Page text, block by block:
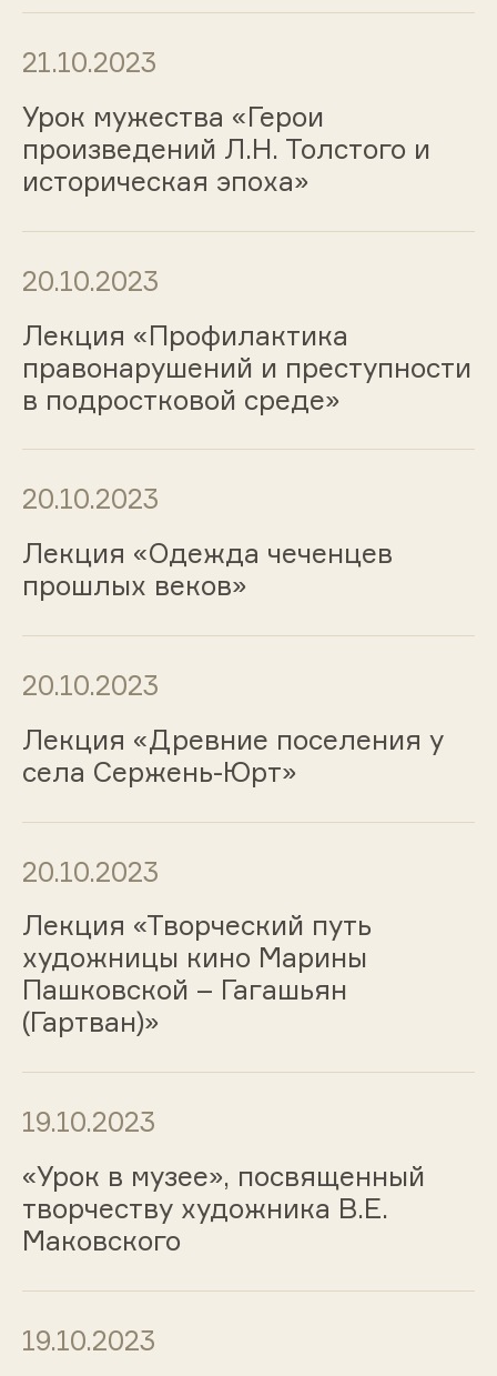
21.10.2023
Урок мужества «Герои
произведений Л.Н. Толстого и
историческая эпоха»
20.10.2023
Лекция «Профилактика
правонарушений и преступности
в подростковой среде»
20.10.2023
Лекция «Одежда чеченцев
прошлых веков»
20.10.2023
Лекция «Древние поселения у
села Сержень-Юрт»
20.10.2023
Лекция «Творческий путь
художницы кино Марины
Пашковской – Гагашьян
(Гартван)»
19.10.2023
«Урок в музее», посвященный
творчеству художника В.Е.
Маковского
19.10.2023